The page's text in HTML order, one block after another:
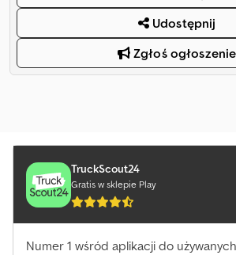
Udostępnij
Zgłoś ogłoszenie
TruckScout24
Gratis w sklepie Play
Numer 1 wśród aplikacji do